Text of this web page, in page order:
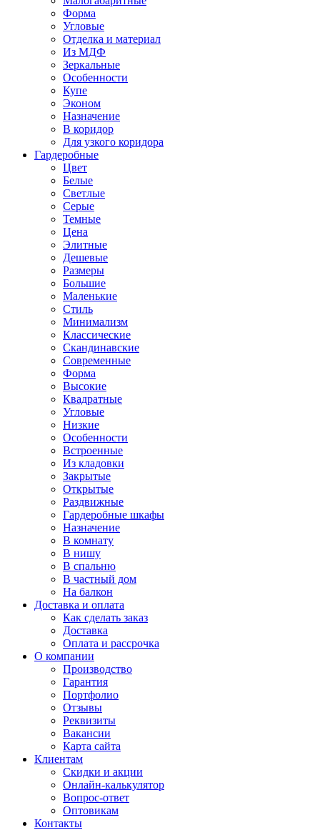
Форма
Угловые
Отделка и материал
Из МДФ
Зеркальные
Особенности
Купе
Эконом
Назначение
В коридор
Для узкого коридора
Гардеробные
Цвет
Белые
Светлые
Серые
Темные
Цена
Элитные
Дешевые
Размеры
Большие
Маленькие
Стиль
Минимализм
Классические
Скандинавские
Современные
Форма
Высокие
Квадратные
Угловые
Низкие
Особенности
Встроенные
Из кладовки
Закрытые
Открытые
Раздвижные
Гардеробные шкафы
Назначение
В комнату
В нишу
В спальню
В частный дом
На балкон
Доставка и оплата
Как сделать заказ
Доставка
Оплата и рассрочка
О компании
Производство
Гарантия
Портфолио
Отзывы
Реквизиты
Вакансии
Карта сайта
Клиентам
Скидки и акции
Онлайн-калькулятор
Вопрос-ответ
Оптовикам
Контакты